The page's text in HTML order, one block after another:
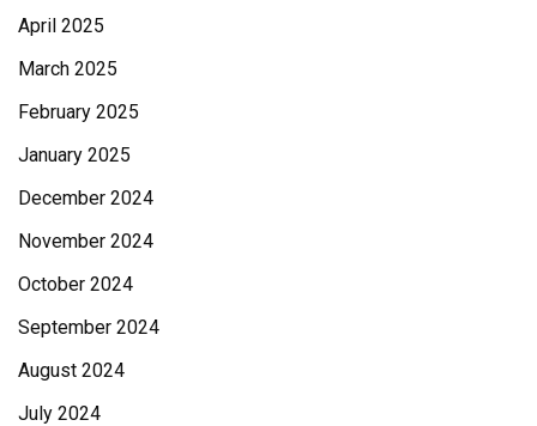
April 2025
March 2025
February 2025
January 2025
December 2024
November 2024
October 2024
September 2024
August 2024
July 2024